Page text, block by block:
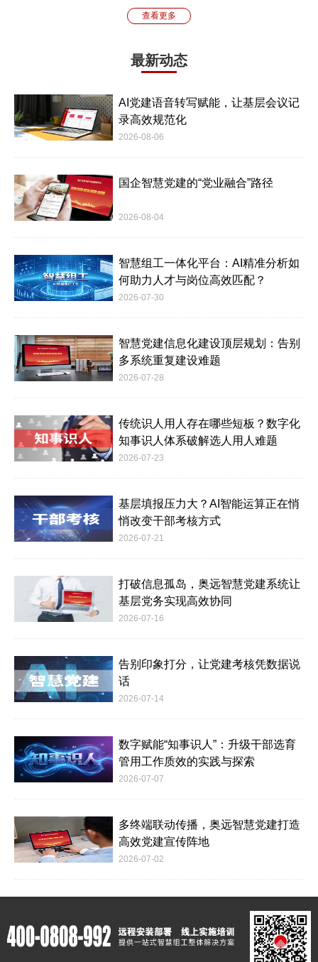
查看更多
最新动态
AI党建语音转写赋能，让基层会议记
录高效规范化
2026-08-06
国企智慧党建的“党业融合”路径
2026-08-04
智慧组工一体化平台：AI精准分析如
何助力人才与岗位高效匹配？
2026-07-30
智慧党建信息化建设顶层规划：告别
多系统重复建设难题
2026-07-28
传统识人用人存在哪些短板？数字化
知事识人体系破解选人用人难题
2026-07-23
基层填报压力大？AI智能运算正在悄
悄改变干部考核方式
2026-07-21
打破信息孤岛，奥远智慧党建系统让
基层党务实现高效协同
2026-07-16
告别印象打分，让党建考核凭数据说
话
2026-07-14
数字赋能“知事识人”：升级干部选育
管用工作质效的实践与探索
2026-07-07
多终端联动传播，奥远智慧党建打造
高效党建宣传阵地
2026-07-02